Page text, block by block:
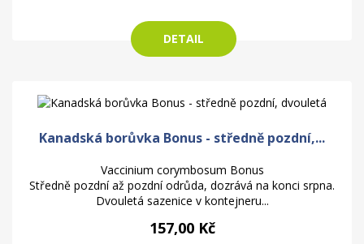
DETAIL
Kanadská borůvka Bonus - středně pozdní,...
Vaccinium corymbosum Bonus
Středně pozdní až pozdní odrůda, dozrává na konci srpna.
Dvouletá sazenice v kontejneru...
157,00 Kč